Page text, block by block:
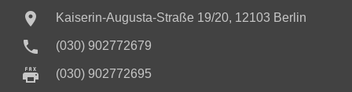
 Kaiserin-Augusta-Straße 19/20, 12103 Berlin
 (030) 902772679
(030) 902772695